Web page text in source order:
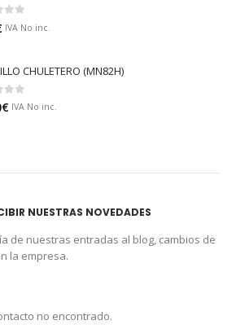
5
IVA No inc.
CHULETERO (MN82H)
5
€ IVA No inc.
NUESTRAS NOVEDADES
de nuestras entradas al blog, cambios de
la empresa.
no encontrado.